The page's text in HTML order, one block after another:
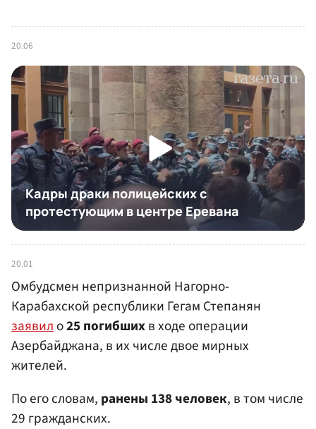
20.06
20.01
Омбудсмен непризнанной Нагорно-
Карабахской республики Гегам Степанян
заявил о25 погибшихв ходе операции
Азербайджана, в их числе двое мирных
жителей.
По его словам, ранены 138 человек, в том числе
29 гражданских.